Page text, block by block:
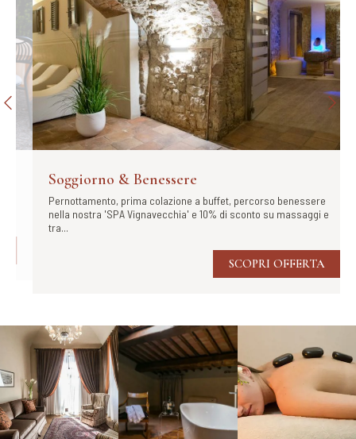
Soggiorno & Benessere
Pernottamento, prima colazione a buffet, percorso benessere
nella nostra 'SPA Vignavecchia' e 10% di sconto su massaggi e
tra...
SCOPRI OFFERTA